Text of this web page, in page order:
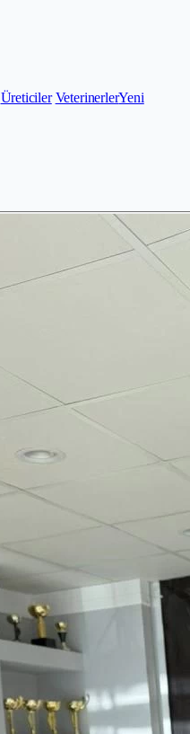
Üreticiler VeterinerlerYeni